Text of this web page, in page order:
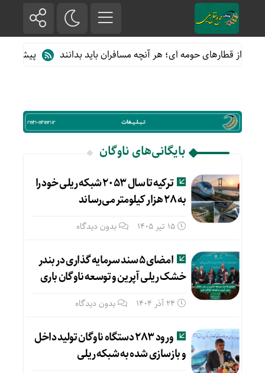
از قطارهای حومه ای؛ هر آنچه مسافران باید بدانند پیش فروش
بایگانی‌های ناوگان
ترکیه تا سال ۲۰۵۳ شبکه ریلی خود را
به ۲۸ هزار کیلومتر می‌رساند
15 تیر 1405 بدون دیدگاه
امضای ۵ سند سرمایه گذاری در بندر
خشک ریلی آپرین و توسعه ناوگان باری
24 آذر 1404 بدون دیدگاه
ورود ۲۸۳ دستگاه ناوگان تولید داخل
و بازسازی شده به شبکه ریلی